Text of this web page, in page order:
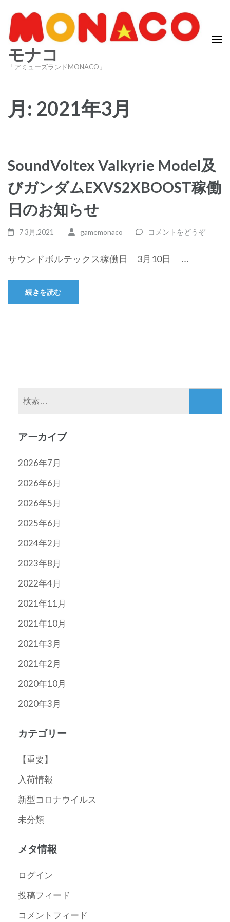
ッ
を
押
す)
モナコ
「アミューズランドMONACO」
月: 2021年3月
SoundVoltex Valkyrie Model及
びガンダムEXVS2XBOOST稼働
日のお知らせ
7 3月,2021 gamemonaco コメントをどうぞ
サウンドボルテックス稼働日 3月10日 …
続きを読む
アーカイブ
2026年7月
2026年6月
2026年5月
2025年6月
2024年2月
2023年8月
2022年4月
2021年11月
2021年10月
2021年3月
2021年2月
2020年10月
2020年3月
カテゴリー
【重要】
入荷情報
新型コロナウイルス
未分類
メタ情報
ログイン
投稿フィード
コメントフィード